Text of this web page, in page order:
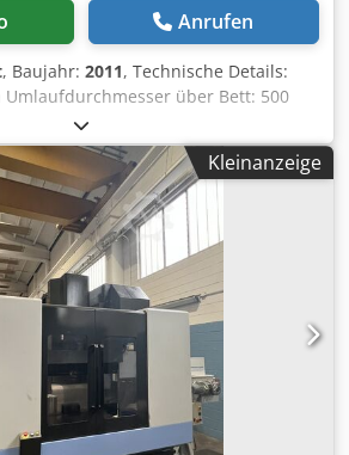
Anrufen
, Baujahr: 2011, Technische Details:
Umlaufdurchmesser über Bett: 500
über Bettschlitten: 290 mm
x-Achse: 190 mm z-Achse: z1: 335 /
80 mm Drehzahl: 6000 U/min
CNC Pilot 4290 Spindelbohrung: 73
50 mm Werkzeugrevolver -
Werkzeugaufnahme: VDI 30 mm
30 m/min Betriebsstunden
h Betriebsstunden Spindel: 8545
20 kVA kW
LxBxH: 3,2 x 0,45 x 1,5 CNC
Mit ein 3-Backenfutter Ø 160mm
(Drehzahl max. 4500 U/min.) und
Revolverkopf für 12 Tools
Scheibenrevolver Sauter (C-
Kleinanzeige